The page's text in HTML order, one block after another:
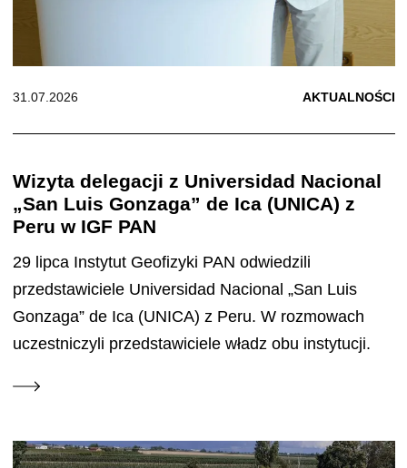
31.07.2026 AKTUALNOŚCI
Wizyta delegacji z Universidad Nacional
„San Luis Gonzaga” de Ica (UNICA) z
Peru w IGF PAN
29 lipca Instytut Geofizyki PAN odwiedzili
przedstawiciele Universidad Nacional „San Luis
Gonzaga” de Ica (UNICA) z Peru. W rozmowach
uczestniczyli przedstawiciele władz obu instytucji.